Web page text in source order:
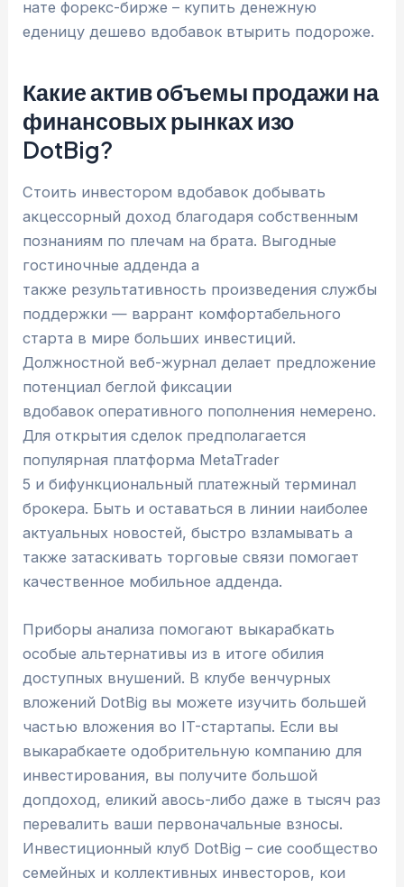
нате форекс-бирже – купить денежную
еденицу дешево вдобавок втырить подороже.
Какие актив объемы продажи на
финансовых рынках изо
DotBig?
Стоить инвестором вдобавок добывать
акцессорный доход благодаря собственным
познаниям по плечам на брата. Выгодные
гостиночные адденда а
также результативность произведения службы
поддержки — варрант комфортабельного
старта в мире больших инвестиций.
Должностной веб-журнал делает предложение
потенциал беглой фиксации
вдобавок оперативного пополнения немерено.
Для открытия сделок предполагается
популярная платформа MetaTrader
5 и бифункциональный платежный терминал
брокера. Быть и оставаться в линии наиболее
актуальных новостей, быстро взламывать а
также затаскивать торговые связи помогает
качественное мобильное адденда.
Приборы анализа помогают выкарабкать
особые альтернативы из в итоге обилия
доступных внушений. В клубе венчурных
вложений DotBig вы можете изучить большей
частью вложения во IT-стартапы. Если вы
выкарабкаете одобрительную компанию для
инвестирования, вы получите большой
допдоход, еликий авось-либо даже в тысяч раз
перевалить ваши первоначальные взносы.
Инвестиционный клуб DotBig – сие сообщество
семейных и коллективных инвесторов, кои